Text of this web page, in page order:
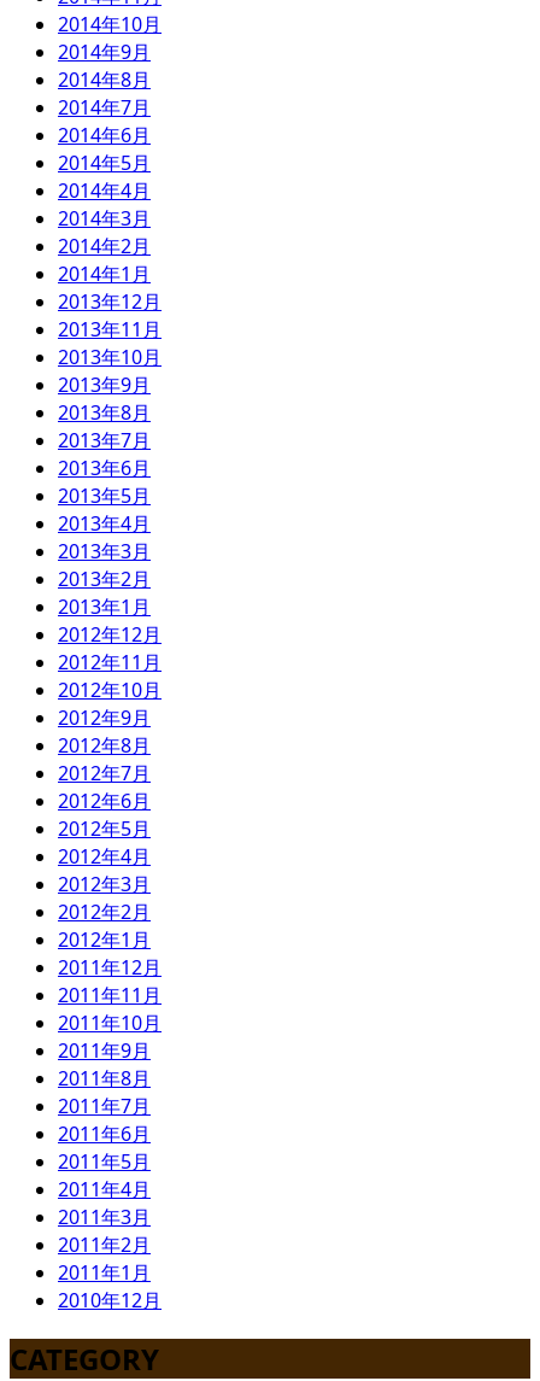
2014年10月
2014年9月
2014年8月
2014年7月
2014年6月
2014年5月
2014年4月
2014年3月
2014年2月
2014年1月
2013年12月
2013年11月
2013年10月
2013年9月
2013年8月
2013年7月
2013年6月
2013年5月
2013年4月
2013年3月
2013年2月
2013年1月
2012年12月
2012年11月
2012年10月
2012年9月
2012年8月
2012年7月
2012年6月
2012年5月
2012年4月
2012年3月
2012年2月
2012年1月
2011年12月
2011年11月
2011年10月
2011年9月
2011年8月
2011年7月
2011年6月
2011年5月
2011年4月
2011年3月
2011年2月
2011年1月
2010年12月
CATEGORY